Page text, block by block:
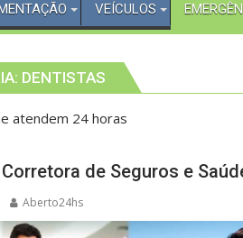
VEÍCULOS
DENTISTAS
atendem 24 horas
de Seguros e
Aberto24hs